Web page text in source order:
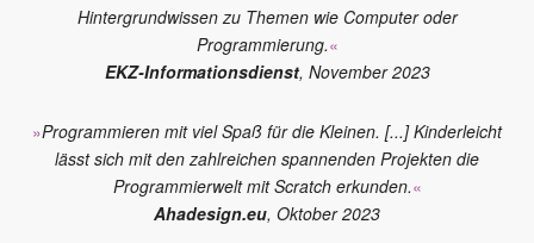
Hintergrundwissen zu Themen wie Computer oder
Programmierung.«
EKZ-Informationsdienst, November 2023
»Programmieren mit viel Spaß für die Kleinen. [...] Kinderleicht
lässt sich mit den zahlreichen spannenden Projekten die
Programmierwelt mit Scratch erkunden.«
Ahadesign.eu, Oktober 2023